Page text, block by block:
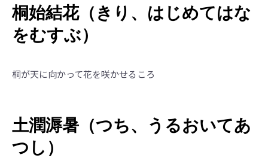
桐始結花（きり、はじめてはな
をむすぶ）
桐が天に向かって花を咲かせるころ
土潤溽暑（つち、うるおいてあ
つし）